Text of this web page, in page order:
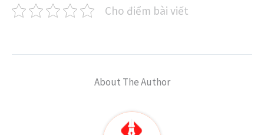
Cho điểm bài viết
About The Author